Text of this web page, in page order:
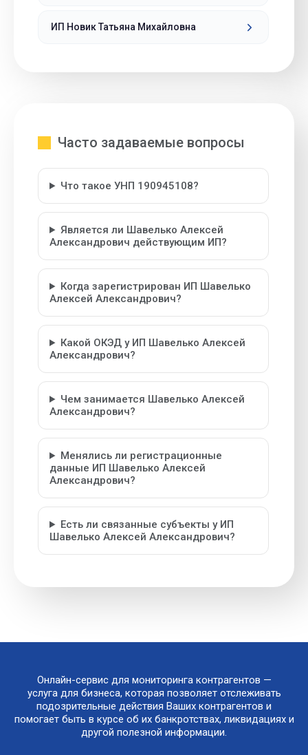
ИП Новик Татьяна Михайловна
Часто задаваемые вопросы
Что такое УНП 190945108?
Является ли Шавелько Алексей
Александрович действующим ИП?
Когда зарегистрирован ИП Шавелько
Алексей Александрович?
Какой ОКЭД у ИП Шавелько Алексей
Александрович?
Чем занимается Шавелько Алексей
Александрович?
Менялись ли регистрационные
данные ИП Шавелько Алексей
Александрович?
Есть ли связанные субъекты у ИП
Шавелько Алексей Александрович?
Онлайн-сервис для мониторинга контрагентов —
услуга для бизнеса, которая позволяет отслеживать
подозрительные действия Ваших контрагентов и
помогает быть в курсе об их банкротствах, ликвидациях и
другой полезной информации.